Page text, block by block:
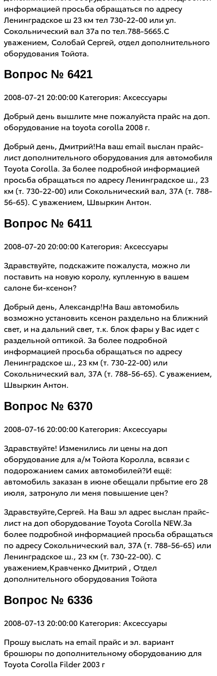
информацией просьба обращаться по адресу
Ленинградское ш 23 км тел 730-22-00 или ул.
Сокольнический вал 37а по тел.788-5665.С
уважением, Солобай Сергей, отдел дополнительного
оборудования Тойота.
Вопрос № 6421
2008-07-21 20:00:00 Категория: Аксессуары
Добрый день вышлите мне пожалуйста прайс на доп.
оборудование на toyota corolla 2008 г.
Добрый день, Дмитрий!На ваш email выслан прайс-
лист дополнительного оборудования для автомобиля
Toyota Corolla. За более подробной информацией
просьба обращаться по адресу Ленинградское ш., 23
км (т. 730-22-00) или Сокольнический вал, 37А (т. 788-
56-65). С уважением, Швыркин Антон.
Вопрос № 6411
2008-07-20 20:00:00 Категория: Аксессуары
Здравствуйте, подскажите пожалуста, можно ли
поставить на новую королу, купленную в вашем
салоне би-ксенон?
Добрый день, Александр!На Ваш автомобиль
возможно установить ксенон раздельно на ближний
свет, и на дальний свет, т.к. блок фары у Вас идет с
раздельной оптикой. За более подробной
информацией просьба обращаться по адресу
Ленинградское ш., 23 км (т. 730-22-00) или
Сокольнический вал, 37А (т. 788-56-65). С уважением,
Швыркин Антон.
Вопрос № 6370
2008-07-16 20:00:00 Категория: Аксессуары
Здравствуйте! Изменились ли цены на доп
оборудование для а/м Тойота Королла, всвязи с
подорожанием самих автомобилей?И ещё:
автомобиль заказан в июне обещали прбытие его 28
июля, затронуло ли меня повышение цен?
Здравствуйте,Сергей. На Ваш эл адрес выслан прайс-
лист на доп оборудование Toyota Corolla NEW.За
более подробной информацией просьба обращаться
по адресу Сокольнический вал, 37А (т. 788-56-65) или
Ленинградское ш., 23 км (т. 730-22-00). С
уважением,Кравченко Дмитрий , Отдел
дополнительного оборудования Тойота
Вопрос № 6336
2008-07-13 20:00:00 Категория: Аксессуары
Прошу выслать на email прайс и эл. вариант
брошюры по дополнительному оборудованию для
Toyota Corolla Filder 2003 г